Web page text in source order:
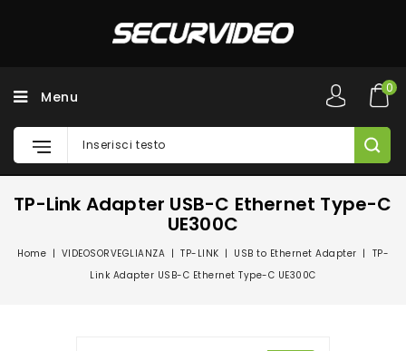
Menu
0
TP-Link Adapter USB-C Ethernet Type-C
UE300C
Home VIDEOSORVEGLIANZA TP-LINK USB to Ethernet Adapter
TP-
Link Adapter USB-C Ethernet Type-C UE300C